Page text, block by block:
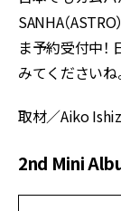
SANHA（
ま予約受付中
みてくださいね
取材／Aiko
2nd Mini